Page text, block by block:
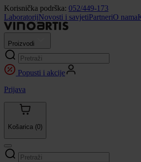
Korisnička podrška: 052/449-173
LaboratorijNovosti i savjetiPartneriO nama
Proizvodi
Popusti i akcije
Prijava
Košarica (0)